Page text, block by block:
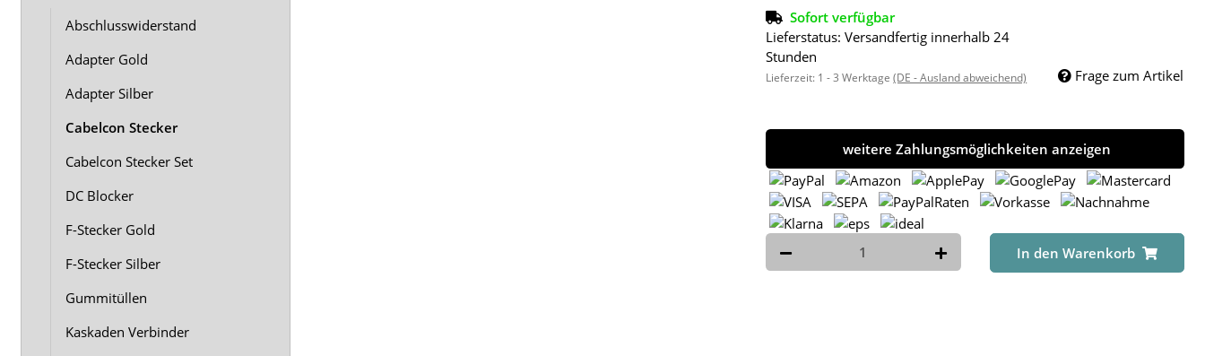
Sofort verfügbar
Lieferstatus: Versandfertig innerhalb 24
Stunden
Lieferzeit: 1 - 3 Werktage(DE - Ausland abweichend) Frage zum Artikel
weitere Zahlungsmöglichkeiten anzeigen
In den Warenkorb
Abschlusswiderstand
Adapter Gold
Adapter Silber
Cabelcon Stecker
Cabelcon Stecker Set
DC Blocker
F-Stecker Gold
F-Stecker Silber
Gummitüllen
Kaskaden Verbinder